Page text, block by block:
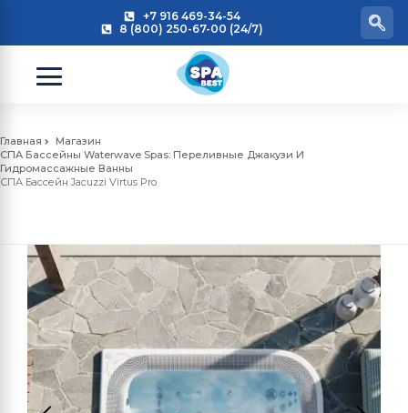
+7 916 469-34-54
8 (800) 250-67-00 (24/7)
Главная
Магазин
СПА Бассейны Waterwave Spas: Переливные Джакузи И
Гидромассажные Ванны
СПА Бассейн Jacuzzi Virtus Pro